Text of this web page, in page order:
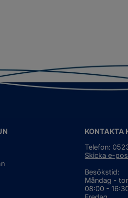
KONTAKTA
Telefon:
Skicka e-
Besökstid:
Måndag -
08:00 -